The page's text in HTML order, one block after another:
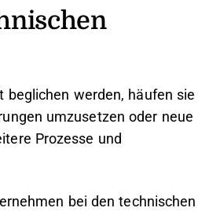
beglichen werden, häufen sie
umzusetzen oder neue
Prozesse und
bei den technischen